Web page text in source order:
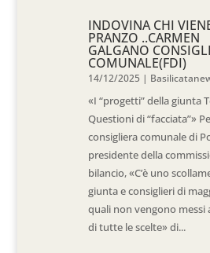
INDOVINA CHI
PRANZO ..CARMEN
GALGANO
COMUNALE(FDI)
14/12/2025 |
«I “progetti” della giunta
Questioni di “facciata”»
consigliera comunale di
presidente della
bilancio, «C’è uno
giunta e consiglieri di
quali non vengono messi
di tutte le scelte» di...